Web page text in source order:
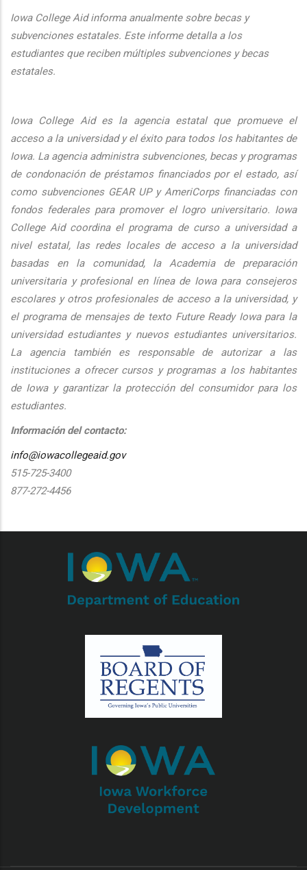
Iowa College Aid informa anualmente sobre becas y
subvenciones estatales. Este informe detalla a los
estudiantes que reciben múltiples subvenciones y becas
estatales.
Iowa College Aid es la agencia estatal que promueve el
acceso a la universidad y el éxito para todos los habitantes de
Iowa. La agencia administra subvenciones, becas y programas
de condonación de préstamos financiados por el estado, así
como subvenciones GEAR UP y AmeriCorps financiadas con
fondos federales para promover el logro universitario. Iowa
College Aid coordina el programa de curso a universidad a
nivel estatal, las redes locales de acceso a la universidad
basadas en la comunidad, la Academia de preparación
universitaria y profesional en línea de Iowa para consejeros
escolares y otros profesionales de acceso a la universidad, y
el programa de mensajes de texto Future Ready Iowa para la
universidad estudiantes y nuevos estudiantes universitarios.
La agencia también es responsable de autorizar a las
instituciones a ofrecer cursos y programas a los habitantes
de Iowa y garantizar la protección del consumidor para los
estudiantes.
Información del contacto:
info@iowacollegeaid.gov
515-725-3400
877-272-4456